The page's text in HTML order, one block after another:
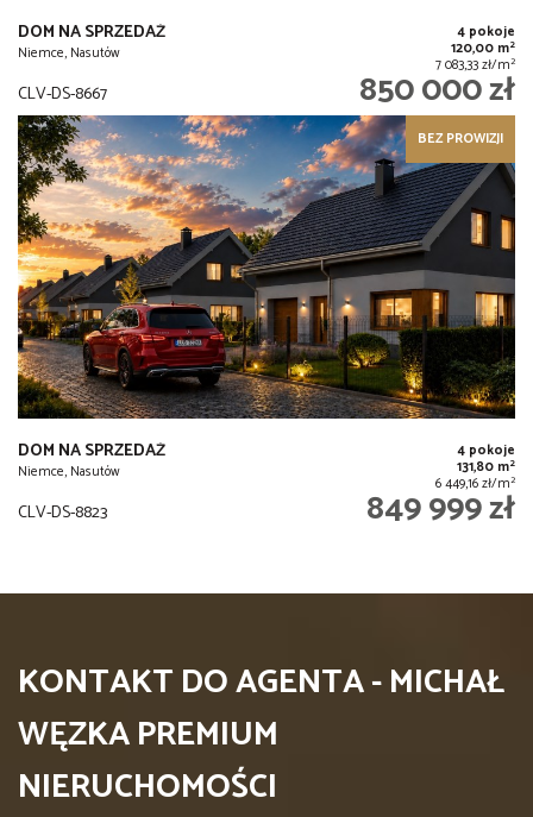
DOM NA SPRZEDAŻ
Niemce, Nasutów
4 pokoje
120,00 m2
7 083,33 zł/m2
CLV-DS-8667 850 000 zł
BEZ PROWIZJI
DOM NA SPRZEDAŻ
Niemce, Nasutów
4 pokoje
131,80 m2
6 449,16 zł/m2
CLV-DS-8823 849 999 zł
KONTAKT DO AGENTA - MICHAŁ
WĘZKA PREMIUM
NIERUCHOMOŚCI